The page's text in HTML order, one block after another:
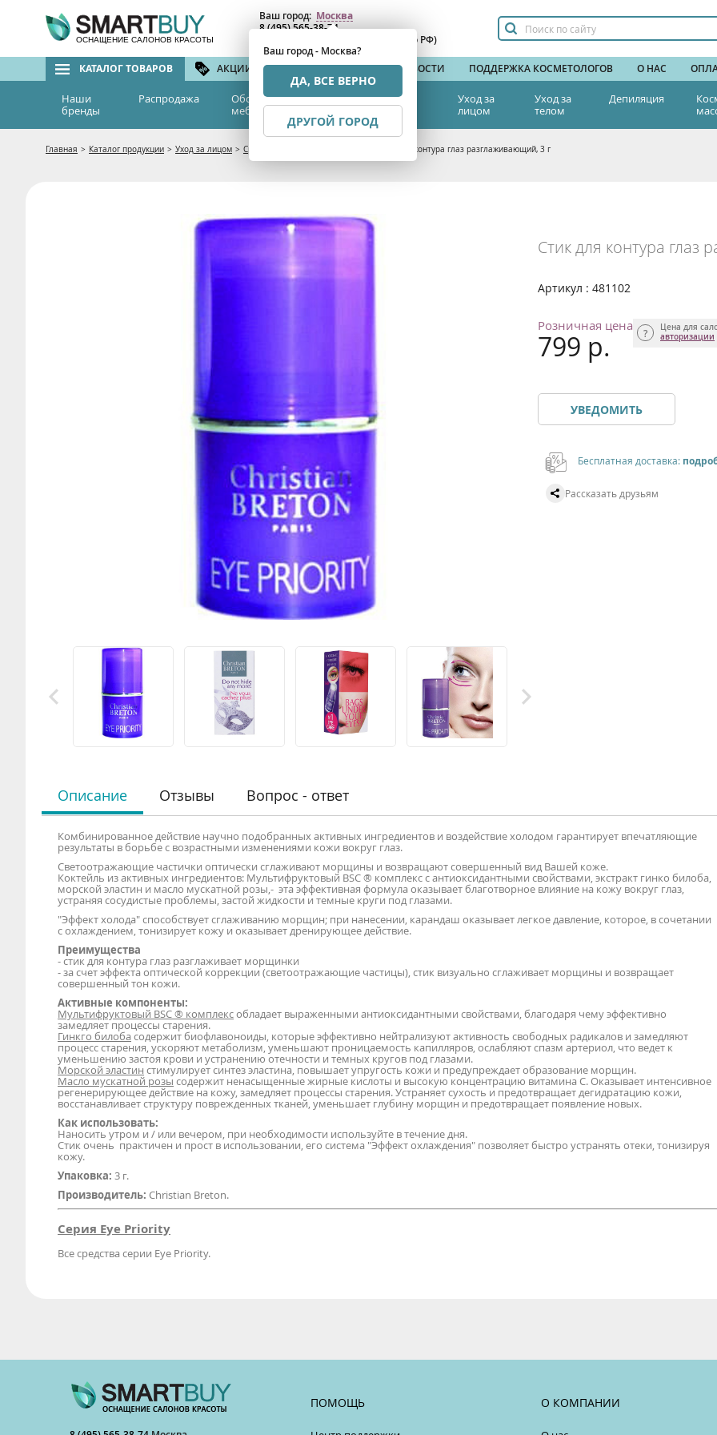
ОСНАЩЕНИЕ САЛОНОВ КРАСОТЫ
Ваш город: Москва
Ваш город - Москва?
ДА, ВСЕ ВЕРНО
ДРУГОЙ ГОРОД
8 (495) 565-38-74
(бесплатный по РФ)
КАТАЛОГ ТОВАРОВ АКЦИИ И СКИДКИ БРЕНДЫ НОВОСТИ ПОДДЕРЖКА КОСМЕТОЛОГОВ О НАС
Наши
бренды
Распродажа
Оборудование и
мебель
Эстетическая
медицина
Уход за
лицом
Уход за
телом
Депиляция
Главная > Каталог продукции > Уход за лицом > Средства для кожи вокруг глаз Стик для контура глаз разглаживающий, 3 г
Стик для контура глаз
Артикул : 481102
Розничная цена
799 р.
Цена для
авторизации
УВЕДОМИТЬ
Бесплатная доставка:
Рассказать друзьям
Описание
Комбинированное действие научно подобранных активных ингредиентов и воздействие холодом гарантирует впечатляющие
результаты в борьбе с возрастными изменениями кожи вокруг глаз.
Светоотражающие частички оптически сглаживают морщины и возвращают совершенный вид Вашей коже.
Коктейль из активных ингредиентов: Мультифруктовый BSC ® комплекс с антиоксидантными свойствами, экстракт гинко билоба,
морской эластин и масло мускатной розы,- эта эффективная формула оказывает благотворное влияние на кожу вокруг глаз,
устраняя сосудистые проблемы, застой жидкости и темные круги под глазами.
"Эффект холода" способствует сглаживанию морщин; при нанесении, карандаш оказывает легкое давление, которое, в сочетании
с охлаждением, тонизирует кожу и оказывает дренирующее действие.
Преимущества
- стик для контура глаз разглаживает морщинки
- за счет эффекта оптической коррекции (светоотражающие частицы), стик визуально сглаживает морщины и возвращает
совершенный тон кожи.
Активные компоненты:
Мультифруктовый BSC ® комплексобладает выраженными антиоксидантными свойствами, благодаря чему эффективно
замедляет процессы старения.
Гинкго билоба содержит биофлавоноиды, которые эффективно нейтрализуют активность свободных радикалов и замедляют
процесс старения, ускоряют метаболизм, уменьшают проницаемость капилляров, ослабляют спазм артериол, что ведет к
уменьшению застоя крови и устранению отечности и темных кругов под глазами.
Морской эластин стимулирует синтез эластина, повышает упругость кожи и предупреждает образование морщин.
Масло мускатной розы содержит ненасыщенные жирные кислоты и высокую концентрацию витамина С. Оказывает интенсивное
регенерирующее действие на кожу, замедляет процессы старения. Устраняет сухость и предотвращает дегидратацию кожи,
восстанавливает структуру поврежденных тканей, уменьшает глубину морщин и предотвращает появление новых.
Как использовать:
Наносить утром и / или вечером, при необходимости используйте в течение дня.
Стик очень практичен и прост в использовании, его система "Эффект охлаждения" позволяет быстро устранять отеки, тонизируя
кожу.
Упаковка: 3 г.
Производитель: Christian Breton.
Серия Eye Priority
Все средства серии Eye Priority.
Отзывы Вопрос - ответ
ПОМОЩЬ О КОМПАНИИ